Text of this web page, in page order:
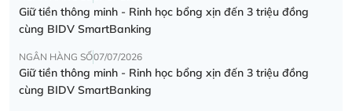
Giữ tiền thông minh - Rinh học bổng xịn đến 3 triệu đồng
cùng BIDV SmartBanking
NGÂN HÀNG SỐ07/07/2026
Giữ tiền thông minh - Rinh học bổng xịn đến 3 triệu đồng
cùng BIDV SmartBanking